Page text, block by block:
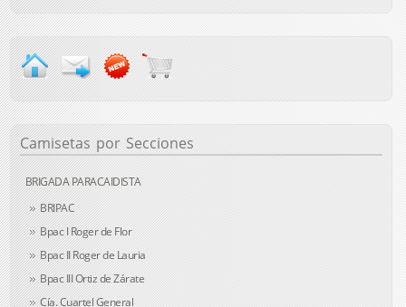
Camisetas por Secciones
BRIGADA PARACAIDISTA
BRIPAC
Bpac I Roger de Flor
Bpac II Roger de Lauria
Bpac III Ortiz de Zárate
Cía. Cuartel General